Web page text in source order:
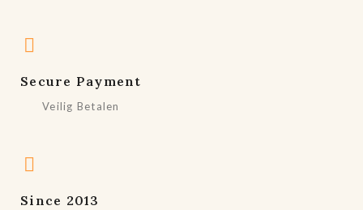
Secure Payment
Veilig Betalen
Since 2013